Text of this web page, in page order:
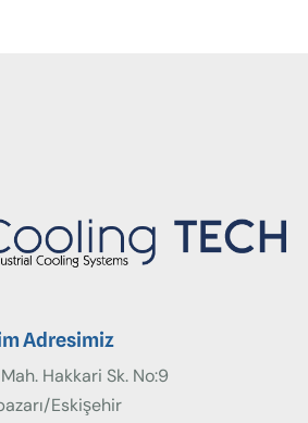
Adresimiz
Mah. Hakkari Sk. No:9
Eskişehir